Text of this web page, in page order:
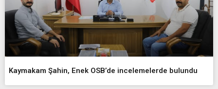
Kaymakam Şahin, Enek OSB’de incelemelerde bulundu